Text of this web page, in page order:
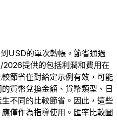
USD的單次轉帳。節省通過
提供的包括利潤和費用在
節省僅對給定示例有效，可能
貨幣兌換金額、貨幣類型、日
不同的比較節省。因此，這些
僅作為指導使用。匯率比較圖